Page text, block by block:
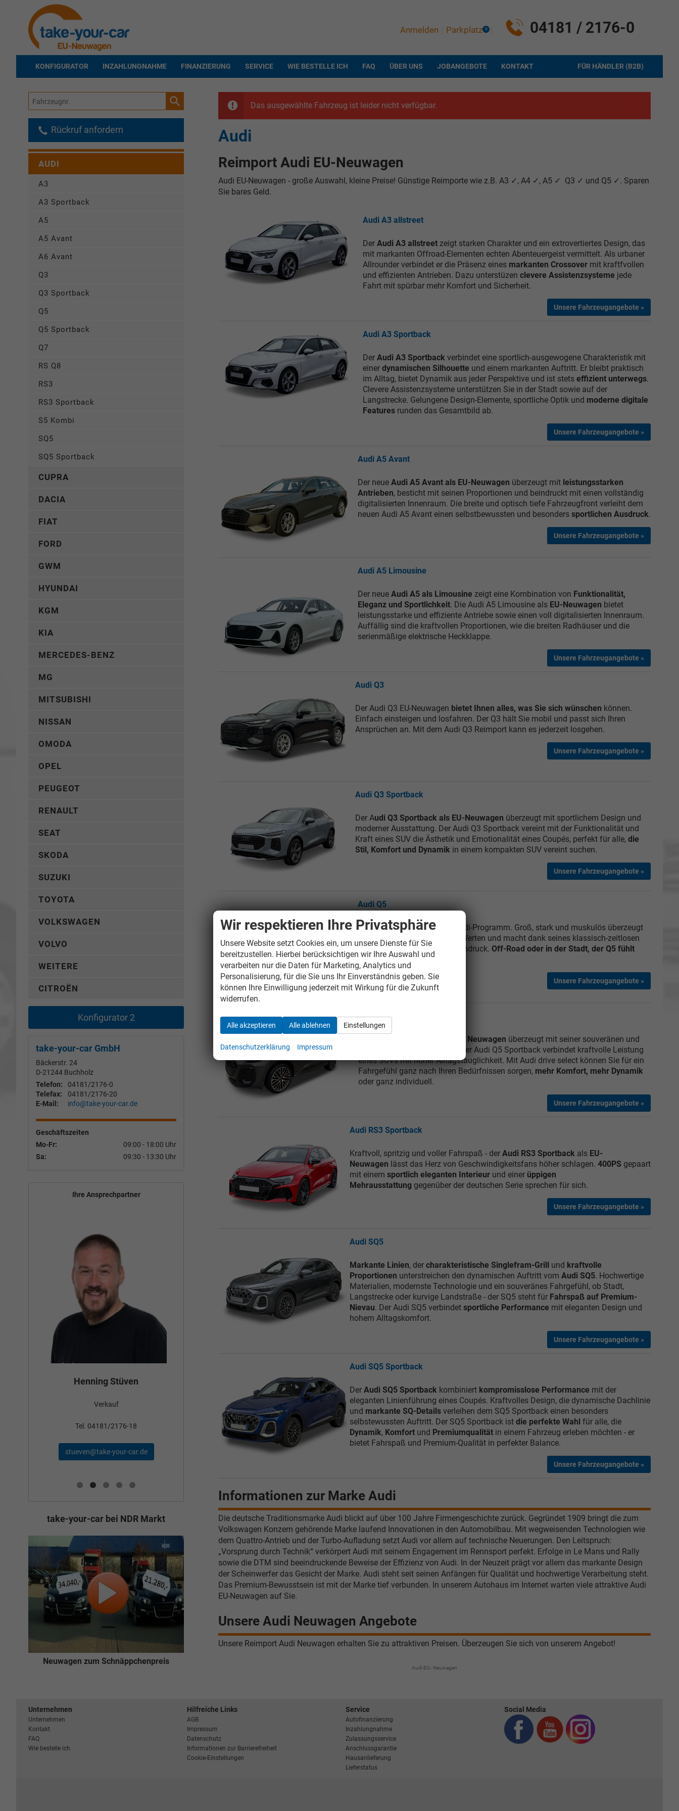
04181 / 2176-0
Anmelden Parkplatz 0
KONFIGURATOR INZAHLUNGNAHME FINANZIERUNG SERVICE WIE BESTELLE ICH FAQ ÜBER UNS JOBANGEBOTE FÜR HÄNDLER (B2B)
KONTAKT
Das ausgewählte Fahrzeug ist leider nicht verfügbar.
Audi
Reimport Audi EU-Neuwagen
Audi EU-Neuwagen - große Auswahl, kleine Preise! Günstige Reimporte wie z.B. A3 ✓, A4 ✓, A5 ✓ Q3 ✓ und Q5 ✓. Sparen
Sie bares Geld.
Audi A3 allstreet
Der Audi A3 allstreetzeigt starken Charakter und ein extrovertiertes Design, das
mit markanten Offroad-Elementen echten Abenteuergeist vermittelt. Als urbaner
Allrounder verbindet er die Präsenz eines markanten Crossovermit kraftfvollen
und effizienten Antrieben. Dazu unterstüzen clevere Assistenzsysteme jede
Fahrt mit spürbar mehr Komfort und Sicherheit.
Unsere Fahrzeugangebote »
Audi A3 Sportback
Der Audi A3 Sportbackverbindet eine sportlich-ausgewogene Charakteristik mit
einer dynamischen Silhouette und einem markanten Auftritt. Er bleibt praktisch
im Alltag, bietet Dynamik aus jeder Perspektive und ist stets effizient unterwegs.
Clevere Assistenzsysteme unterstützen Sie in der Stadt sowie auf der
Langstrecke. Gelungene Design-Elemente, sportliche Optik und moderne digitale
Featuresrunden das Gesamtbild ab.
Unsere Fahrzeugangebote »
Audi A5 Avant
Der neue Audi A5 Avant als EU-Neuwagen überzeugt mit leistungsstarken
Antrieben, besticht mit seinen Proportionen und beindruckt mit einen vollständig
digitalisierten Innenraum. Die breite und optisch tiefe Fahrzeugfront verleiht dem
neuen Audi A5 Avant einen selbstbewussten und besonders sportlichen Ausdruck.
Unsere Fahrzeugangebote »
Audi A5 Limousine
Der neue Audi A5 als Limousine zeigt eine Kombination von Funktionalität,
Eleganz und Sportlichkeit. Die Audi A5 Limousine alsEU-Neuwagen bietet
leistungsstarke und effiziente Antriebe sowie einen voll digitalisierten Innenraum.
Auffällig sind die kraftvollen Proportionen, wie die breiten Radhäuser und die
serienmäßige elektrische Heckklappe.
Unsere Fahrzeugangebote »
Audi Q3
Der Audi Q3 EU-Neuwagen bietet Ihnen alles, was Sie sich wünschen können.
Einfach einsteigen und losfahren. Der Q3 hält Sie mobil und passt sich Ihren
Ansprüchen an. Mit dem Audi Q3 Reimport kann es jederzeit losgehen.
Unsere Fahrzeugangebote »
Audi Q3 Sportback
Der Audi Q3 Sportback als EU-Neuwagen überzeugt mit sportlichem Design und
moderner Ausstattung. Der Audi Q3 Sportback vereint mit der Funktionalität und
Kraft eines SUV die Ästhetik und Emotionalität eines Coupés, perfekt für alle, die
Stil, Komfort und Dynamikin einem kompakten SUV vereint suchen.
Unsere Fahrzeugangebote »
Audi Q5
Der Audi Q5 ist der SUV im Audi-Programm. Groß, stark und muskulös überzeugt
er schnell mit seinen inneren Werten und macht dank seines klassisch-zeitlosen
Designs immer einen guten Eindruck. Off-Road oder in der Stadt, der Q5 fühlt
sich überall zu Hause.
Unsere Fahrzeugangebote »
Audi Q5 Sportback
Audi Q5 Sportback als EU Neuwagen überzeugt mit seiner souveränen und
dynamischen Ausstrahlung. Der Audi Q5 Sportback verbindet kraftvolle Leistung
eines SUVs mit hoher Alltagstauglichkeit. Mit Audi drive select können Sie für ein
Fahrgefühl ganz nach Ihren Bedürfnissen sorgen, mehr Komfort, mehr Dynamik
oder ganz individuell.
Unsere Fahrzeugangebote »
Audi RS3 Sportback
Kraftvoll, spritzig und voller Fahrspaß - der Audi RS3 Sportbackals EU-
Neuwagen lässt das Herz von Geschwindigkeitsfans höher schlagen. 400PS gepaart
mit einem sportlich eleganten Interieurund einer üppigen
Mehrausstattung gegenüber der deutschen Serie sprechen für sich.
Unsere Fahrzeugangebote »
Audi SQ5
Markante Linien, der charakteristische Singlefram-Grill und kraftvolle
Proportionen unterstreichen den dynamischen Auftritt vom Audi SQ5. Hochwertige
Materialien, modernste Technologie und ein souveränes Fahrgefühl, ob Stadt,
Langstrecke oder kurvige Landstraße - der SQ5 steht für Fahrspaß auf Premium-
Nievau. Der Audi SQ5 verbindet sportliche Performance mit eleganten Design und
hohem Alltagskomfort.
Unsere Fahrzeugangebote »
Audi SQ5 Sportback
Der Audi SQ5 Sportbackkombiniert kompromisslose Performance mit der
eleganten Linienführung eines Coupés. Kraftvolles Design, die dynamische Dachlinie
und markante SQ-Detailsverleihen dem SQ5 Sportback einen besonders
selbstewussten Auftritt. Der SQ5 Sportback ist die perfekte Wahl für alle, die
Dynamik, Komfortund Premiumqualitätin einem Fahrzeug erleben möchten - er
bietet Fahrspaß und Premium-Qualität in perfekter Balance.
Unsere Fahrzeugangebote »
Informationen zur Marke Audi
Die deutsche Traditionsmarke Audi blickt auf über 100 Jahre Firmengeschichte zurück. Gegründet 1909 bringt die zum
Volkswagen Konzern gehörende Marke laufend Innovationen in den Automobilbau. Mit wegweisenden Technologien wie
dem Quattro-Antrieb und der Turbo-Aufladung setzt Audi vor allem auf technische Neuerungen. Den Leitspruch:
„Vorsprung durch Technik“ verkörpert Audi mit seinem Engagement im Rennsport perfekt. Erfolge in Le Mans und Rally
sowie die DTM sind beeindruckende Beweise der Effizienz von Audi. In der Neuzeit prägt vor allem das markante Design
der Scheinwerfer das Gesicht der Marke. Audi steht seit seinen Anfängen für Qualität und hochwertige Verarbeitung steht.
Das Premium-Bewusstsein ist mit der Marke tief verbunden. In unserem Autohaus im Internet warten viele attraktive Audi
EU-Neuwagen auf Sie.
Unsere Audi Neuwagen Angebote
Unsere Reimport Audi Neuwagen erhalten Sie zu attraktiven Preisen. Überzeugen Sie sich von unserem Angebot!
Audi EU - Neuwagen
Fahrzeugnr.
Rückruf anfordern
AUDI
A3
A3 Sportback
A5
A5 Avant
A6 Avant
Q3
Q3 Sportback
Q5
Q5 Sportback
Q7
RS Q8
RS3
RS3 Sportback
S5 Kombi
SQ5
SQ5 Sportback
CUPRA
DACIA
FIAT
FORD
GWM
HYUNDAI
KGM
KIA
MERCEDES-BENZ
MG
MITSUBISHI
NISSAN
OMODA
OPEL
PEUGEOT
RENAULT
SEAT
SKODA
SUZUKI
TOYOTA
VOLKSWAGEN
VOLVO
WEITERE
CITROËN
Konfigurator 2
take-your-car GmbH
Bäckerstr. 24
D-21244 Buchholz
Telefon:
04181/2176-0
Telefax:
04181/2176-20
E-Mail:
info@take-your-car.de
Geschäftszeiten
Mo-Fr:
09:00 - 18:00 Uhr
Sa:
09:30 - 13:30 Uhr
Ihre Ansprechpartner
Henning Stüven
Verkauf
Tel. 04181/2176-18
stueven@take-your-car.de
Bünyamin Schael
Verkauf
Tel. 04181/2176-24
schael@take-your-car.de
Verkauf
Tel. 04181/2176-21
Verkauf
Tel. 04181/2176-27
calakovic@take-your-car.de
take-your-car bei NDR Markt
Neuwagen zum Schnäppchenpreis
Unternehmen
Unternehmen
Kontakt
FAQ
Wie bestelle ich
Hilfreiche Links
AGB
Impressum
Datenschutz
Informationen zur Barrierefreiheit
Cookie-Einstellungen
Service
Autofinanzierung
Inzahlungnahme
Zulassungsservice
Anschlussgarantie
Hausanlieferung
Lieferstatus
Social Media
Wir respektieren Ihre Privatsphäre
Unsere Website setzt Cookies ein, um unsere Dienste für Sie
bereitzustellen. Hierbei berücksichtigen wir Ihre Auswahl und
verarbeiten nur die Daten für Marketing, Analytics und
Personalisierung, für die Sie uns Ihr Einverständnis geben. Sie
können Ihre Einwilligung jederzeit mit Wirkung für die Zukunft
widerrufen.
Alle akzeptieren Alle ablehnen Einstellungen
Datenschutzerklärung Impressum